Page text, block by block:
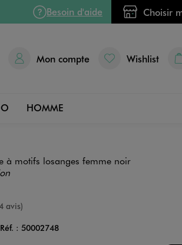
Besoin d'aide Choisir
Mon compte Wishlist
HOMME
à motifs losanges femme noir
avis)
Réf. : 50002748